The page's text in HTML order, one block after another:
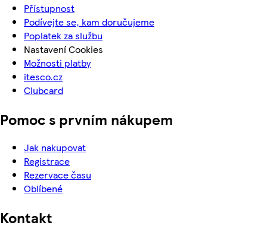
Přístupnost
Podívejte se, kam doručujeme
Poplatek za službu
Nastavení Cookies
Možnosti platby
itesco.cz
Clubcard
Pomoc s prvním nákupem
Jak nakupovat
Registrace
Rezervace času
Oblíbené
Kontakt